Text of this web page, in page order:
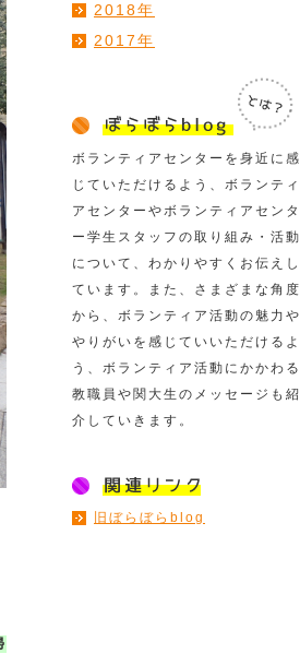
2018年
2017年
ボランティアセンターを身近に感
じていただけるよう、ボランティ
アセンターやボランティアセンタ
ー学生スタッフの取り組み・活動
について、わかりやすくお伝えし
ています。また、さまざまな角度
から、ボランティア活動の魅力や
やりがいを感じていいただけるよ
う、ボランティア活動にかかわる
教職員や関大生のメッセージも紹
介していきます。
旧ぼらぼらblog